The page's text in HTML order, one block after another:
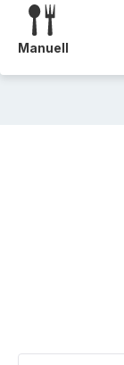
Manuell